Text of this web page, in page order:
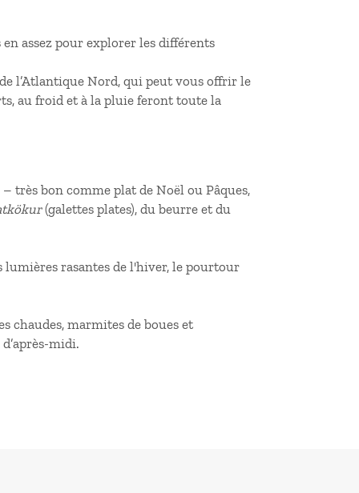
en assez pour explorer les différents
l’Atlantique Nord, qui peut vous offrir le
au froid et à la pluie feront toute la
très bon comme plat de Noël ou Pâques,
(galettes plates), du beurre et du
rasantes de l'hiver, le pourtour
chaudes, marmites de boues et
midi.